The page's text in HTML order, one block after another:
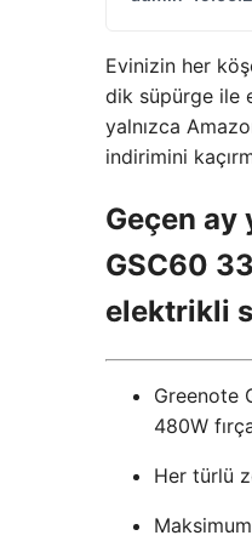
Evinizin her
dik süpürge ile
yalnızca
indirimini
Geçen ay
GSC60
elektrikli
Greenote
480W
Her türlü